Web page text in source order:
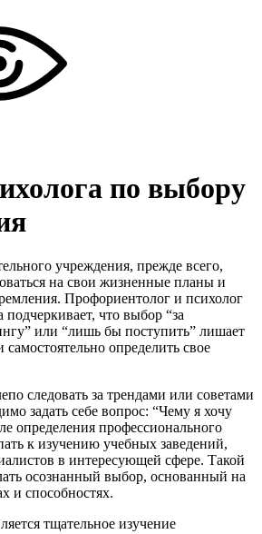
по выбору
учреждения, прежде всего,
на свои жизненные планы и
Профориентолог и психолог
что выбор “за
или “лишь бы поступить” лишает
определить свое
следовать за трендами или советами
задать себе вопрос: “Чему я хочу
определения профессионального
к изучению учебных заведений,
в интересующей сфере. Такой
осознанный выбор, основанный на
и способностях.
тщательное изучение